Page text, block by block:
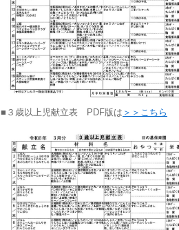
■３歳以上児献立表 PDF版は ＞＞こちら